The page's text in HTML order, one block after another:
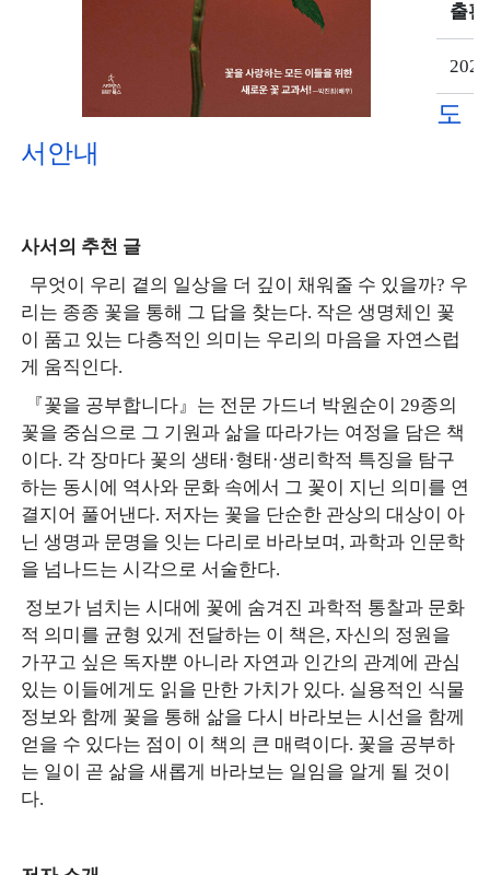
출
2025
도
서안내
사서의 추천 글
무엇이 우리 곁의 일상을 더 깊이 채워줄 수 있을까? 우
리는 종종 꽃을 통해 그 답을 찾는다. 작은 생명체인 꽃
이 품고 있는 다층적인 의미는 우리의 마음을 자연스럽
게 움직인다.
『꽃을 공부합니다』는 전문 가드너 박원순이 29종의
꽃을 중심으로 그 기원과 삶을 따라가는 여정을 담은 책
이다. 각 장마다 꽃의 생태·형태·생리학적 특징을 탐구
하는 동시에 역사와 문화 속에서 그 꽃이 지닌 의미를 연
결지어 풀어낸다. 저자는 꽃을 단순한 관상의 대상이 아
닌 생명과 문명을 잇는 다리로 바라보며, 과학과 인문학
을 넘나드는 시각으로 서술한다.
정보가 넘치는 시대에 꽃에 숨겨진 과학적 통찰과 문화
적 의미를 균형 있게 전달하는 이 책은, 자신의 정원을
가꾸고 싶은 독자뿐 아니라 자연과 인간의 관계에 관심
있는 이들에게도 읽을 만한 가치가 있다. 실용적인 식물
정보와 함께 꽃을 통해 삶을 다시 바라보는 시선을 함께
얻을 수 있다는 점이 이 책의 큰 매력이다. 꽃을 공부하
는 일이 곧 삶을 새롭게 바라보는 일임을 알게 될 것이
다.